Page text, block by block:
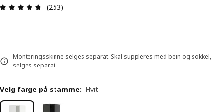
Produktomtale: 4.7 ingen kundevurdering 5
(253)
Monteringsskinne selges separat. Skal suppleres med bein og sokkel,
selges separat.
Velg farge på stamme: Hvit